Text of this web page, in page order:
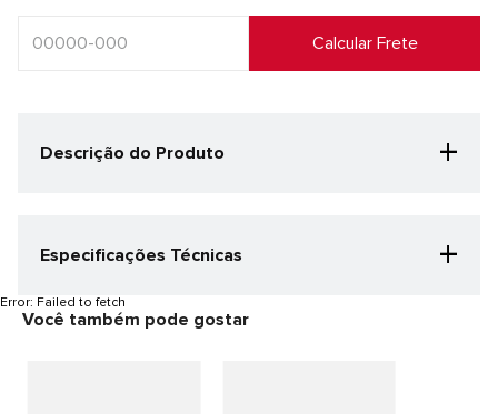
Descrição do Produto +
Especificações Técnicas +
Categoria Especificação
Football
Error: Failed to fetch
Você também pode gostar